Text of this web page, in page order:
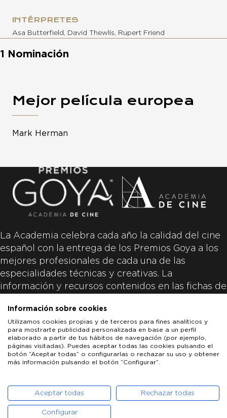
INTÉRPRETES
Asa Butterfield, David Thewlis, Rupert Friend
1 Nominación
Mejor película europea
Mark Herman
La Academia celebra cada año la calidad del cine
español con la entrega de los Premios Goya a los
mejores profesionales de cada una de las
especialidades técnicas y creativas. La
información y recursos contenidos en las fichas de
productoras de las películas y responsabilidad
única y exclusiva de las mismas.
ACADEMIA DE CINE
PATROCINADORES PRENSA CONTACTO
Información sobre cookies
Utilizamos cookies propias y de terceros para fines analíticos y
para mostrarte publicidad personalizada en base a un perfil
elaborado a partir de tus hábitos de navegación (por ejemplo,
páginas visitadas). Puedes aceptar todas las cookies pulsando el
botón “Aceptar todas” o configurarlas o rechazar su uso y obtener
más información pulsando el botón “Configurar”.
Aceptar todas Rechazar todas
Configurar